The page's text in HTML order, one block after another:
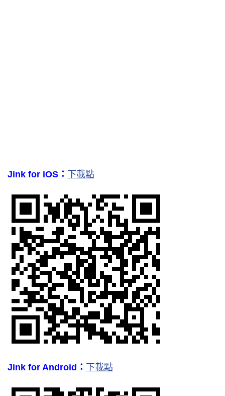
Jink for iOS： 下載點
Jink for Android： 下載點